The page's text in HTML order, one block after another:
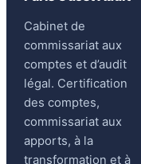
Cabinet de
commissariat aux
comptes et d’audit
légal. Certification
des comptes,
commissariat aux
apports, à la
transformation et à